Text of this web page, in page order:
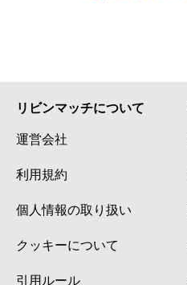
リビンマッチについて
運営会社
利用規約
個人情報の取り扱い
クッキーについて
引用ルール